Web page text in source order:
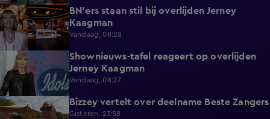
3:44
BN'ers staan stil bij overlijden Jerney
Kaagman
Vandaag, 08:28
5:12
Shownieuws-tafel reageert op overlijden
Jerney Kaagman
Vandaag, 08:27
1:14 Bizzey vertelt over deelname Beste Zangers
Gisteren, 23:58